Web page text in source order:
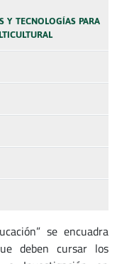
Y TECNOLOGÍAS PARA
se encuadra
deben cursar los